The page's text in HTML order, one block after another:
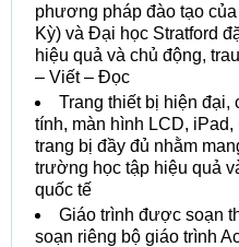
phương pháp đào tạo
Kỳ) và Đại học Stratford
hiệu quả và chủ động,
– Viết – Đọc
Trang thiết bị hiện đại,
tính, màn hình LCD,
trang bị đầy đủ nhằm
trường học tập hiệu quả
quốc tế
Giáo trình được soạn
soạn riêng bộ giáo trình